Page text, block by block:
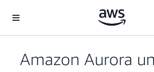
Überspringen zum Hauptinhalt
Amazon Aurora